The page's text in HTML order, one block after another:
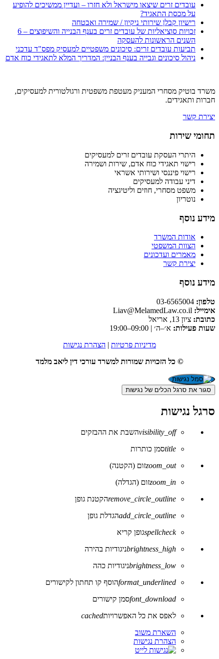
עובדים זרים שיצאו מישראל ולא חזרו – ועדיין ממשיכים להופיע
על מכסת התאגיד?
רישיון קבלן שירותי ניקיון / שמירה ואבטחה
זכויות סוציאליות של עובדים זרים בענף הבנייה והשיפוצים – 6
השנים הראשונות להעסקה
תביעות עובדים זרים: סיכונים משפטיים למעסיק מפס"ד עדכני
ניהול סיכונים וגבייה בענף הבניין: המדריך המלא לתאגידי כוח אדם
משרד בוטיק מסחרי המעניק מעטפת משפטית ורגולטורית למעסיקים,
חברות ותאגידים.
יצירת קשר
תחומי שירות
היתרי העסקת עובדים זרים למעסיקים
רישוי תאגידי כוח אדם, שירות ושמירה
רישוי פיננסי ושירותי אשראי
דיני עבודה למעסיקים
משפט מסחרי, חוזים וליטיגציה
נוטריון
מידע נוסף
אודות המשרד
הצוות המשפטי
מאמרים ועדכונים
יצירת קשר
מידע נוסף
טלפון:
אימייל: Liav@MelamedLaw.co.il
כתובת: ציון 13, אריאל
שעות פעילות: א׳–ה׳ | 09:00–19:00
מדיניות פרטיות | הצהרת נגישות
© כל הזכויות שמורות למשרד עורכי דין ליאב מלמד
סגור את סרגל הכלים של נגישות
סרגל נגישות
visibility_offהשבת את ההבזקים
titleסמן כותרות
zoom_outזום (הקטנה)
zoom_inזום (הגדלה)
remove_circle_outlineהקטנת גופן
add_circle_outlineהגדלת גופן
spellcheckגופן קריא
brightness_highניגודיות בהירה
brightness_lowניגודיות כהה
format_underlinedהוסף קו תחתון לקישורים
font_downloadסמן קישורים
לאפס את כל האפשרויותcached
השארת משוב
הצהרת נגישות